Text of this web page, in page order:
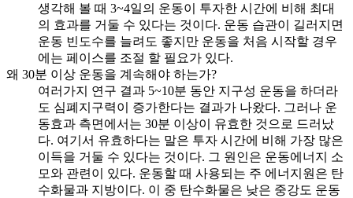
생각해 볼 때 3~4일의 운동이 투자한 시간에 비해 최대
의 효과를 거둘 수 있다는 것이다. 운동 습관이 길러지면
운동 빈도수를 늘려도 좋지만 운동을 처음 시작할 경우
에는 페이스를 조절 할 필요가 있다.
왜 30분 이상 운동을 계속해야 하는가?
여러가지 연구 결과 5~10분 동안 지구성 운동을 하더라
도 심폐지구력이 증가한다는 결과가 나왔다. 그러나 운
동효과 측면에서는 30분 이상이 유효한 것으로 드러났
다. 여기서 유효하다는 말은 투자 시간에 비해 가장 많은
이득을 거둘 수 있다는 것이다. 그 원인은 운동에너지 소
모와 관련이 있다. 운동할 때 사용되는 주 에너지원은 탄
수화물과 지방이다. 이 중 탄수화물은 낮은 중강도 운동